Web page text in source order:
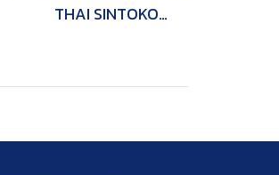
THAI SINTOKOGIO